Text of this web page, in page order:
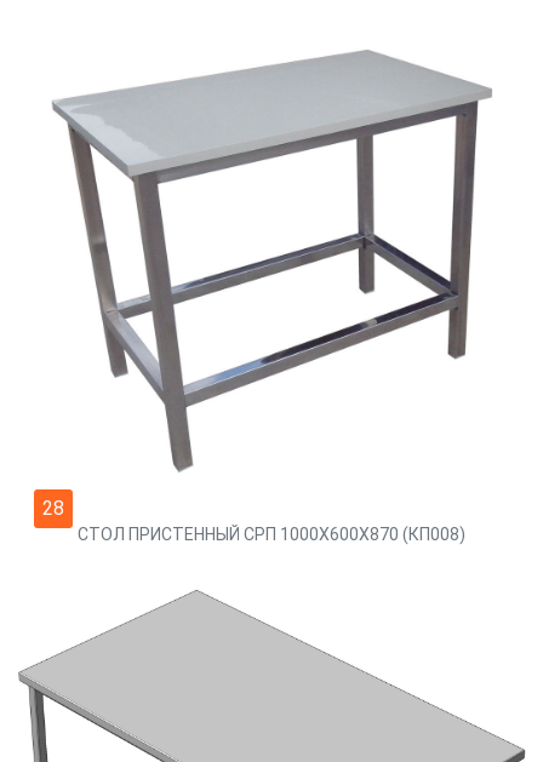
28
СТОЛ ПРИСТЕННЫЙ СРП 1000Х600Х870 (КП008)